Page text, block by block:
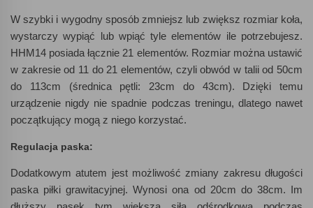
W szybki i wygodny sposób zmniejsz lub zwiększ rozmiar koła,
wystarczy wypiąć lub wpiąć tyle elementów ile potrzebujesz.
HHM14 posiada łącznie 21 elementów. Rozmiar można ustawić
w zakresie od 11 do 21 elementów, czyli obwód w talii od 50cm
do 113cm (średnica pętli: 23cm do 43cm). Dzięki temu
urządzenie nigdy nie spadnie podczas treningu, dlatego nawet
początkujący mogą z niego korzystać.
Regulacja paska:
Dodatkowym atutem jest możliwość zmiany zakresu długości
paska piłki grawitacyjnej. Wynosi ona od 20cm do 38cm. Im